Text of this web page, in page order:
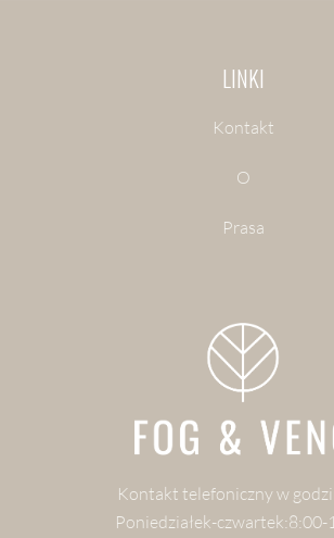
LINKI
Kontakt
O
Prasa
Kontakt telefoniczny w
Poniedziałek-czwartek:8:00-